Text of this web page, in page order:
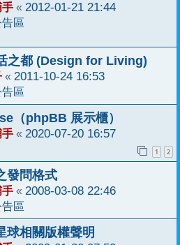
手 « 2012-01-21 21:44
區
之都 (Design for Living)
« 2011-10-24 16:53
區
（phpBB 展示櫃）
手 « 2020-07-20 16:57
1 2
發問格式
手 « 2008-03-08 22:46
區
球相關版權聲明